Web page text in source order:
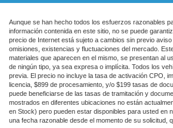
Aunque se han hecho todos los esfuerzos razonables
información contenida en este sitio, no se puede
precio de Internet está sujeto a cambios sin previo
omisiones, existencias y fluctuaciones del mercado.
materiales que aparecen en el mismo, se presentan al
de ningún tipo, ya sea expresa o implícita. Todos los
previa. El precio no incluye la tasa de activación CPO,
licencia, $899 de procesamiento, y/o $199 tasas de
puede beneficiarse de las tasas de tramitación y
mostrados en diferentes ubicaciones no están
en Stock) pero pueden estar disponibles para usted en
una fecha razonable desde el momento de su solicitud,